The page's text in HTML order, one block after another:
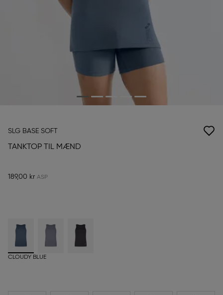
SLG BASE SOFT
TANKTOP TIL MÆND
189,00 kr
CLOUDY BLUE